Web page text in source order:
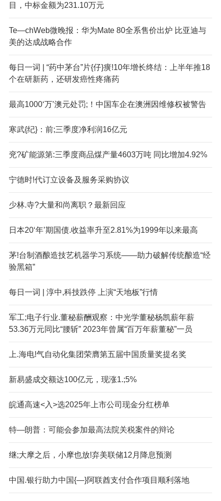
目，中标金额为231.10万元
Te—chWeb微晚报：华为Mate 80全系售价出炉 比亚迪与
美的达成战略合作
每日一词 | “药中茅台”片{仔}癀!10年增长终结：上半年推18
个在研新药，还研发癌性疼痛药
最高1000‘万’澳元处罚;！中国车企在澳洲因维修权被警告
寒武{纪}：前;三季度净利润16亿元
兖?矿能源第:三季度商品煤产量4603万吨 同比增加4.92%
宁德时!代订立设备及服务采购协议
少林.寺?大量和尚离职？最新回应
日本20‘年’期国债.收益率升至2.81%为1999年以来最高
茅!台制酒酿造技艺机器学习系统——助力破解传统酿造“经
验黑箱”
每日一词 | 淳中,科技跌停 上演“天地板”行情
军工;电子行业.董秘薪酬观察：中光学董秘杨凯薪年薪
53.36万元同比“腰斩” 2023年曾属“百万年薪董秘”一员
上.海电!气自动化集团荣膺第五届中国质量奖提名奖
新易盛成交额达100亿元，现涨1.;5%
皖通高速<入>选2025年上市公司现金分红榜单
特—朗普：可能会参加最高法院关税案件的辩论
继;大摩之后，小摩也放!弃美联储12月降息预测
中国.银行助力中国{—}阿联酋支付合作项目顺利落地